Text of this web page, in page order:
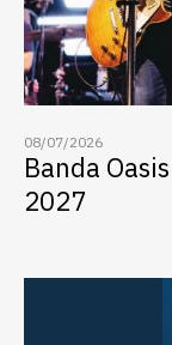
08/07/2026
Banda
2027